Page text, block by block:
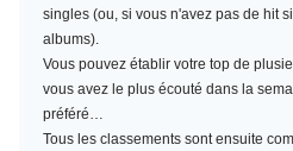
singles (ou, si vous n'avez pas de hit
albums).
Vous pouvez établir votre top de
vous avez le plus écouté dans la
préféré…
Tous les classements sont ensuite